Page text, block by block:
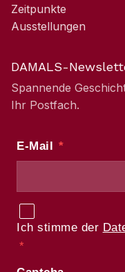
Zeitpunkte
Ausstellungen
DAMALS-
Spannende
Ihr Postfach.